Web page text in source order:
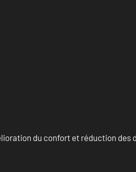
du confort et réduction des